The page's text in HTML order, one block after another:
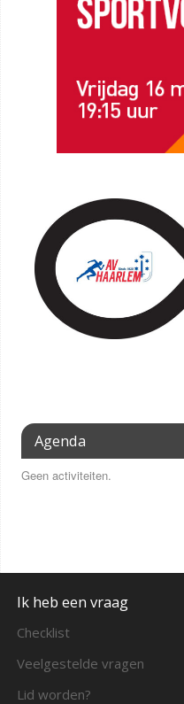
Agenda
Geen activiteiten.
Ik heb een vraag
Checklist
Veelgestelde vragen
Lid worden?